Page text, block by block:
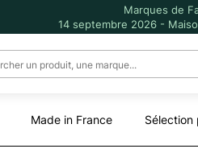
Marques de
14 septembre 2026 -
Made in France